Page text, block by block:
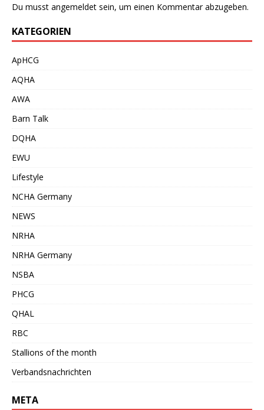
Du musst angemeldet sein, um einen Kommentar abzugeben.
KATEGORIEN
ApHCG
AQHA
AWA
Barn Talk
DQHA
EWU
Lifestyle
NCHA Germany
NEWS
NRHA
NRHA Germany
NSBA
PHCG
QHAL
RBC
Stallions of the month
Verbandsnachrichten
META